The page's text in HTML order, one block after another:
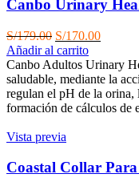
Canbo Urinary
S/179.00 El
precio
original
era:
S/179.00.
S/170.00El
actual
es:
S/
Añadir al carrito
Canbo Adultos Urinary
saludable, mediante la
regulan el pH de la orina,
formación de cálculos de
Vista previa
Coastal Collar